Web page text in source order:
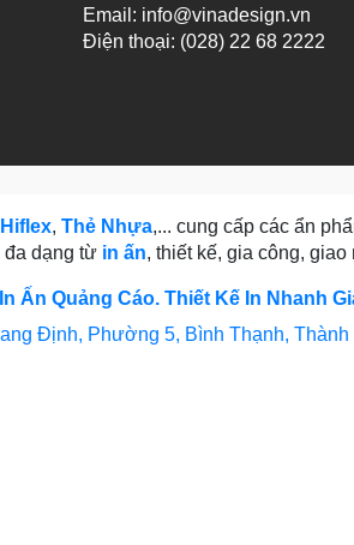
Email: info@vinadesign.vn
Điện thoại: (028) 22 68 2222
Hiflex, Thẻ Nhựa,... cung cấp các ẩn
đa dạng từ in ấn, thiết kế, gia công, giao
Ấn Quảng Cáo. Thiết Kế In Nhanh
Định, Phường 5, Bình Thạnh,